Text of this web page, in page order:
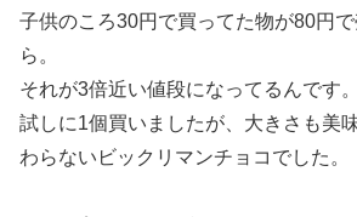
子供のころ30円で買ってた物が80円
ら。
それが3倍近い値段になってるんです。
試しに1個買いましたが、大きさも美
わらないビックリマンチョコでした。